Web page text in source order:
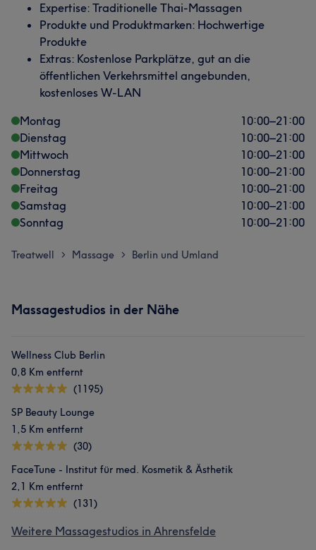
Expertise: Traditionelle Thai-Massagen
Produkte und Produktmarken: Hochwertige
Produkte
Extras: Kostenlose Parkplätze, gut an die
öffentlichen Verkehrsmittel angebunden,
kostenloses W-LAN
Montag
10:00–21:00
Dienstag
10:00–21:00
Mittwoch
10:00–21:00
Donnerstag
10:00–21:00
Freitag
10:00–21:00
Samstag
10:00–21:00
Sonntag
10:00–21:00
Treatwell > Massage > Berlin und Umland
Massagestudios in der Nähe
Wellness Club Berlin
0,8 Km entfernt
(1195)
SP Beauty Lounge
1,5 Km entfernt
(30)
FaceTune - Institut für med. Kosmetik & Ästhetik
2,1 Km entfernt
(131)
Weitere Massagestudios in Ahrensfelde